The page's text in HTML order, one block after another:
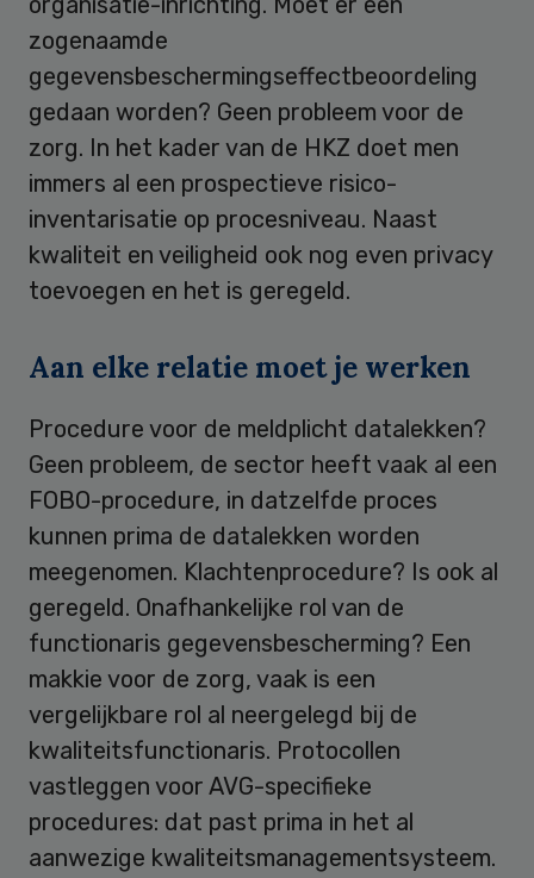
zogenaamde
gegevensbeschermingseffectbeoordeling
gedaan worden? Geen probleem voor de
zorg. In het kader van de HKZ doet men
immers al een prospectieve risico-
inventarisatie op procesniveau. Naast
kwaliteit en veiligheid ook nog even privacy
toevoegen en het is geregeld.
Aan elke relatie moet je werken
Procedure voor de meldplicht datalekken?
Geen probleem, de sector heeft vaak al een
FOBO-procedure, in datzelfde proces
kunnen prima de datalekken worden
meegenomen. Klachtenprocedure? Is ook al
geregeld. Onafhankelijke rol van de
functionaris gegevensbescherming? Een
makkie voor de zorg, vaak is een
vergelijkbare rol al neergelegd bij de
kwaliteitsfunctionaris. Protocollen
vastleggen voor AVG-specifieke
procedures: dat past prima in het al
aanwezige kwaliteitsmanagementsysteem.